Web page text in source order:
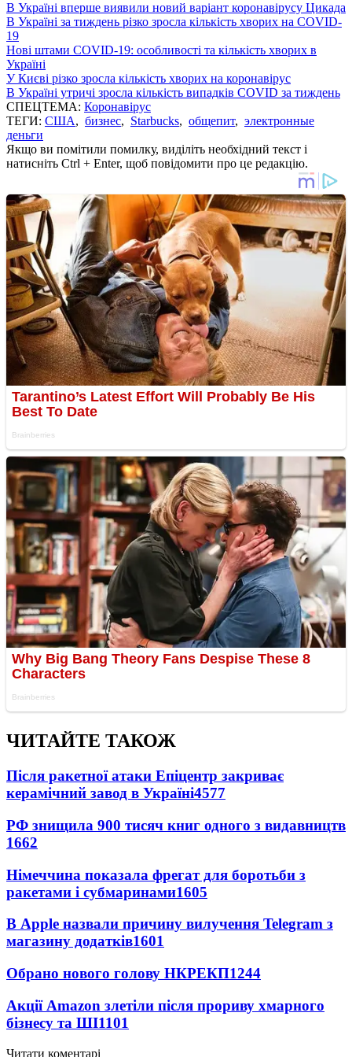
В Україні вперше виявили новий варіант коронавірусу Цикада
В Україні за тиждень різко зросла кількість хворих на COVID-
19
Нові штами COVID-19: особливості та кількість хворих в
Україні
У Києві різко зросла кількість хворих на коронавірус
В Україні утричі зросла кількість випадків COVID за тиждень
СПЕЦТЕМА: Коронавірус
ТЕГИ: США, бизнес, Starbucks, общепит, электронные
деньги
Якщо ви помітили помилку, виділіть необхідний текст і
натисніть Ctrl + Enter, щоб повідомити про це редакцію.
ЧИТАЙТЕ ТАКОЖ
Після ракетної атаки Епіцентр закриває
керамічний завод в Україні4577
РФ знищила 900 тисяч книг одного з видавництв
1662
Німеччина показала фрегат для боротьби з
ракетами і субмаринами1605
В Apple назвали причину вилучення Telegram з
магазину додатків1601
Обрано нового голову НКРЕКП1244
Акції Amazon злетіли після прориву хмарного
бізнесу та ШІ1101
Читати коментарі